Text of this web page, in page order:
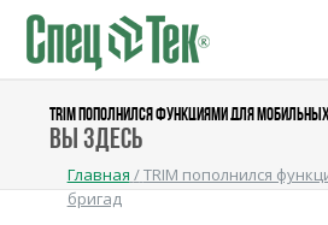
TRIM ПОПОЛНИЛСЯ ФУНКЦИЯМИ ДЛЯ
Вы здесь
Главная /TRIM пополнился
бригад